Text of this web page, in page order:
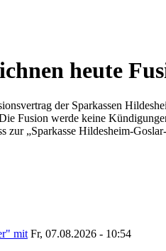
heute
der Sparkassen
Fusion werde keine
zur „Sparkasse Hildesheim-
mit Fr, 07.08.2026 - 10:54